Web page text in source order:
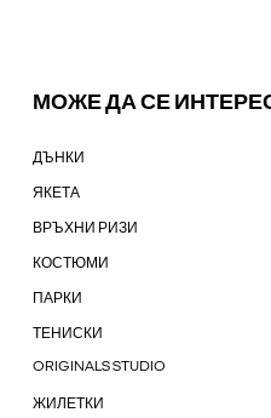
МОЖЕ ДА СЕ
ДЪНКИ
ЯКЕТА
ВРЪХНИ РИЗИ
КОСТЮМИ
ПАРКИ
ТЕНИСКИ
ORIGINALS STUDIO
ЖИЛЕТКИ